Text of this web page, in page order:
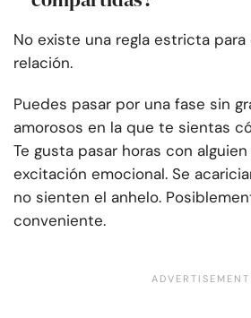
No existe una regla estricta
relación.
Puedes pasar por una fase sin
amorosos en la que te sientas
Te gusta pasar horas con
excitación emocional. Se
no sienten el anhelo.
conveniente.